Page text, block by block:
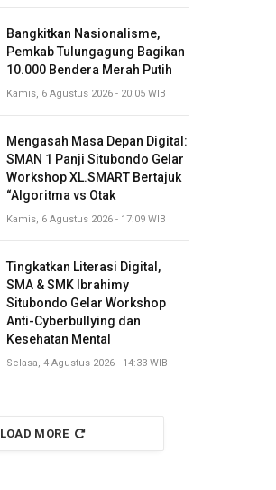
Bangkitkan Nasionalisme,
Pemkab Tulungagung Bagikan
10.000 Bendera Merah Putih
Kamis, 6 Agustus 2026 - 20:05 WIB
Mengasah Masa Depan Digital:
SMAN 1 Panji Situbondo Gelar
Workshop XL.SMART Bertajuk
“Algoritma vs Otak
Kamis, 6 Agustus 2026 - 17:09 WIB
Tingkatkan Literasi Digital,
SMA & SMK Ibrahimy
Situbondo Gelar Workshop
Anti-Cyberbullying dan
Kesehatan Mental
Selasa, 4 Agustus 2026 - 14:33 WIB
LOAD MORE